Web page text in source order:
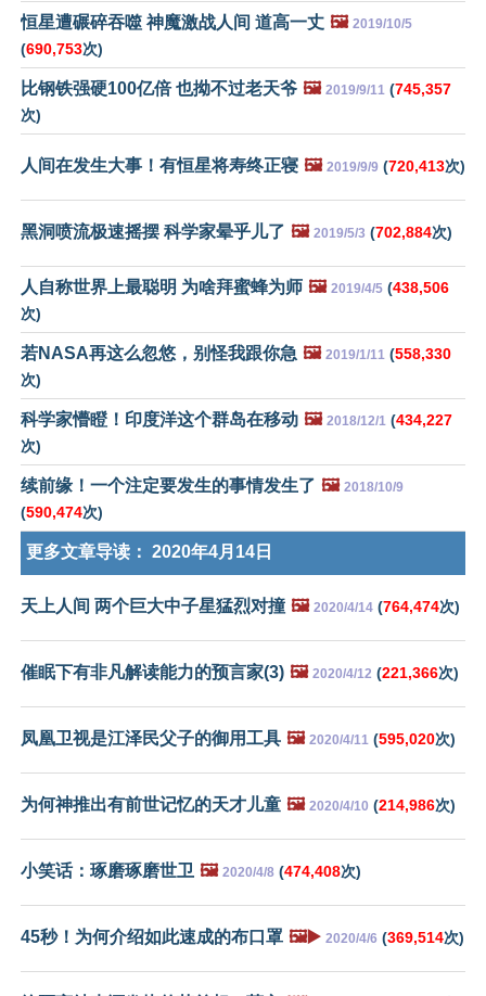
恒星遭碾碎吞噬 神魔激战人间 道高一丈 🖼️ 2019/10/5
(690,753次)
比钢铁强硬100亿倍 也拗不过老天爷 🖼️ 2019/9/11 (745,357
次)
人间在发生大事！有恒星将寿终正寝 🖼️ 2019/9/9 (720,413次)
黑洞喷流极速摇摆 科学家晕乎儿了 🖼️ 2019/5/3 (702,884次)
人自称世界上最聪明 为啥拜蜜蜂为师 🖼️ 2019/4/5 (438,506
次)
若NASA再这么忽悠，别怪我跟你急 🖼️ 2019/1/11 (558,330
次)
科学家懵瞪！印度洋这个群岛在移动 🖼️ 2018/12/1 (434,227
次)
续前缘！一个注定要发生的事情发生了 🖼️ 2018/10/9
(590,474次)
更多文章导读： 2020年4月14日
天上人间 两个巨大中子星猛烈对撞 🖼️ 2020/4/14 (764,474次)
催眠下有非凡解读能力的预言家(3) 🖼️ 2020/4/12 (221,366次)
凤凰卫视是江泽民父子的御用工具 🖼️ 2020/4/11 (595,020次)
为何神推出有前世记忆的天才儿童 🖼️ 2020/4/10 (214,986次)
小笑话：琢磨琢磨世卫 🖼️ 2020/4/8 (474,408次)
45秒！为何介绍如此速成的布口罩 🖼️▶️ 2020/4/6 (369,514次)